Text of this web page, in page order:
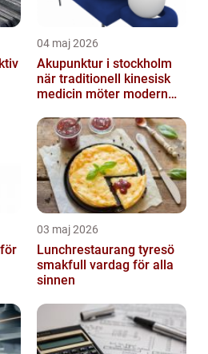
04 maj 2026
Akupunktur i stockholm
när traditionell kinesisk
medicin möter modern
03 maj 2026
Lunchrestaurang tyresö
smakfull vardag för alla
sinnen